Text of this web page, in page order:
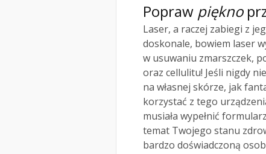
Popraw piękno
Laser, a raczej zabiegi z
doskonale, bowiem laser
w usuwaniu zmarszczek,
oraz cellulitu! Jeśli nigdy
na własnej skórze, jak
korzystać z tego
musiała wypełnić
temat Twojego stanu
bardzo doświadczoną